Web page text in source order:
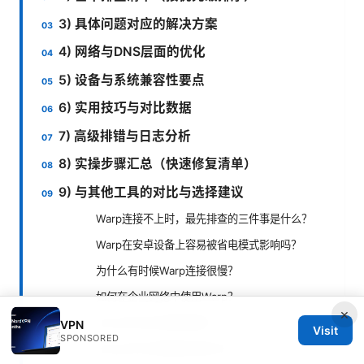
3) 具体问题对应的解决方案
4) 网络与DNS层面的优化
5) 设备与系统兼容性要点
6) 实用技巧与对比数据
7) 高级排错与日志分析
8) 实操步骤汇总（快速修复清单）
9) 与其他工具的对比与选择建议
Warp连接不上时，最先排查的三件事是什么？
Warp在安卓设备上容易被省电模式影响吗？
为什么有时候Warp连接很慢？
如何在企业网络中使用Warp？
×
VPN
SPONSORED
Visit